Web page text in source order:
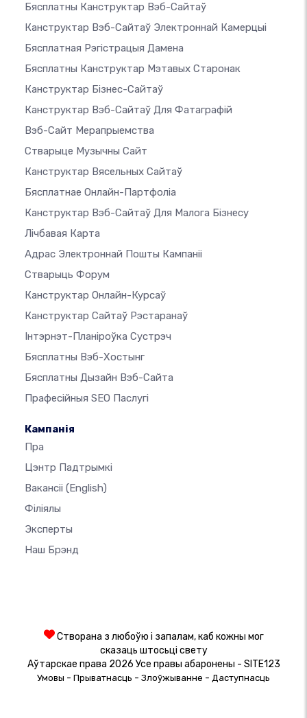
Бясплатны Канструктар Вэб-Сайтаў
Канструктар Вэб-Сайтаў Электроннай Камерцыі
Бясплатная Рэгістрацыя Дамена
Бясплатны Канструктар Мэтавых Старонак
Канструктар Бізнес-Сайтаў
Канструктар Вэб-Сайтаў Для Фатаграфій
Вэб-Сайт Мерапрыемства
Стварыце Музычны Сайт
Канструктар Вясельных Сайтаў
Бясплатнае Онлайн-Партфоліа
Канструктар Вэб-Сайтаў Для Малога Бізнесу
Лічбавая Карта
Адрас Электроннай Пошты Кампаніі
Стварыць Форум
Канструктар Онлайн-Курсаў
Канструктар Сайтаў Рэстаранаў
Інтэрнэт-Планіроўка Сустрэч
Бясплатны Вэб-Хостынг
Бясплатны Дызайн Вэб-Сайта
Прафесійныя SEO Паслугі
Кампанія
Пра
Цэнтр Падтрымкі
Вакансіі (English)
Філіялы
Эксперты
Наш Брэнд
Створана з любоўю і запалам, каб кожны мог
сказаць штосьці свету
Аўтарскае права 2026 Усе правы абаронены - SITE123
Умовы - Прыватнасць - Злоўжыванне - Даступнасць